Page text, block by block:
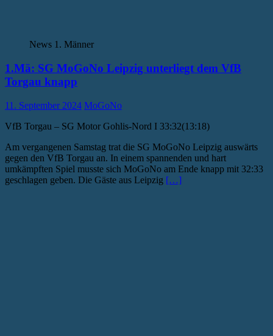
News 1. Männer
1.Mä: SG MoGoNo Leipzig unterliegt dem VfB
Torgau knapp
11. September 2024 MoGoNo
VfB Torgau – SG Motor Gohlis-Nord I 33:32(13:18)
Am vergangenen Samstag trat die SG MoGoNo Leipzig auswärts
gegen den VfB Torgau an. In einem spannenden und hart
umkämpften Spiel musste sich MoGoNo am Ende knapp mit 32:33
geschlagen geben. Die Gäste aus Leipzig […]